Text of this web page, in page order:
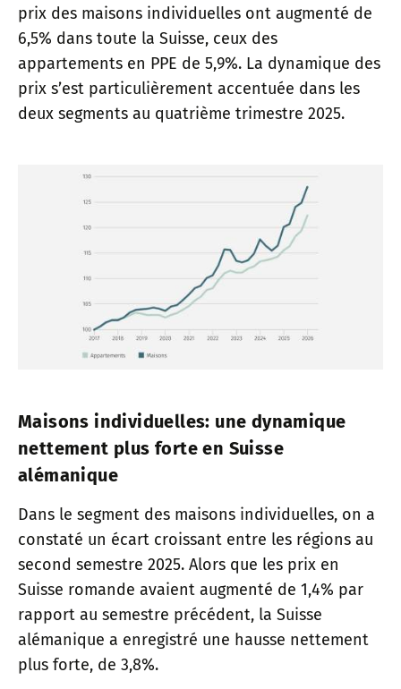
prix des maisons individuelles ont augmenté de
6,5% dans toute la Suisse, ceux des
appartements en PPE de 5,9%. La dynamique des
prix s’est particulièrement accentuée dans les
deux segments au quatrième trimestre 2025.
Maisons individuelles: une dynamique
nettement plus forte en Suisse
alémanique
Dans le segment des maisons individuelles, on a
constaté un écart croissant entre les régions au
second semestre 2025. Alors que les prix en
Suisse romande avaient augmenté de 1,4% par
rapport au semestre précédent, la Suisse
alémanique a enregistré une hausse nettement
plus forte, de 3,8%.